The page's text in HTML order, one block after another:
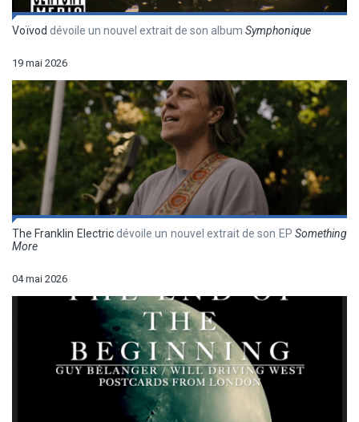
Voïvod dévoile un nouvel extrait de son album Symphonique
19 mai 2026
The Franklin Electricdévoile un nouvel extrait de son EPSomething
More
04 mai 2026